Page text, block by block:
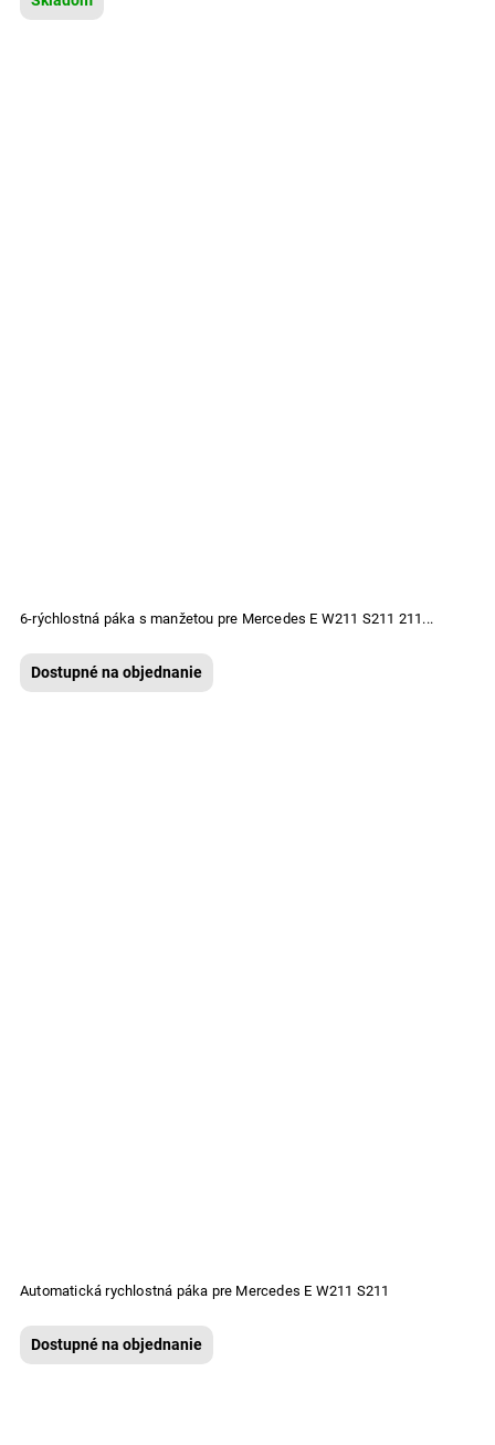
6-rýchlostná páka s manžetou pre Mercedes E W211 S211 211...
Dostupné na objednanie
Automatická rychlostná páka pre Mercedes E W211 S211
Dostupné na objednanie